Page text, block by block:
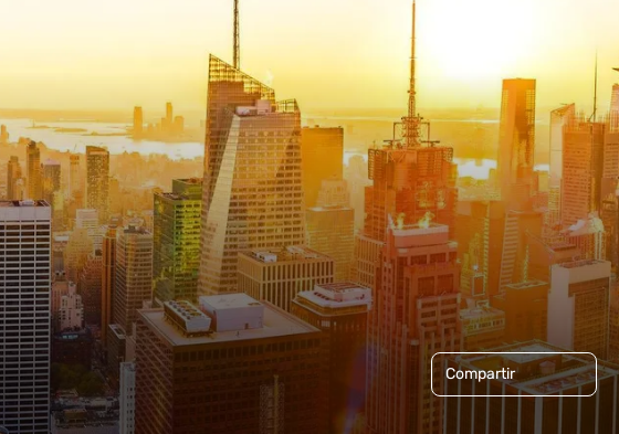
Compartir